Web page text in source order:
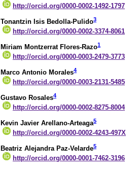
http://orcid.org/0000-0002-1492-1797
Tonantzin Isis Bedolla-Pulido3
http://orcid.org/0000-0002-3374-8061
Miriam Montzerrat Flores-Razo1
http://orcid.org/0000-0003-2479-3773
Marco Antonio Morales4
http://orcid.org/0000-0003-2131-5485
Gustavo Rosales4
http://orcid.org/0000-0002-8275-8004
Kevin Javier Arellano-Arteaga5
http://orcid.org/0000-0002-4243-497X
Beatriz Alejandra Paz-Velarde5
http://orcid.org/0000-0001-7462-3196